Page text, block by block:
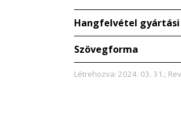
Hangfelvétel
Szövegforma
Létrehozva: 2024. 03. 31.;